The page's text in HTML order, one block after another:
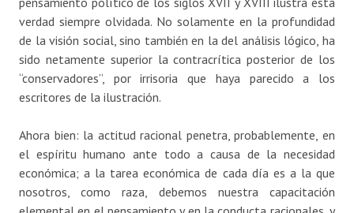
verdad siempre olvidada. No solamente en la profundidad
de la visión social, sino también en la del análisis lógico, ha
sido netamente superior la contracrítica posterior de los
“conservadores”, por irrisoria que haya parecido a los
escritores de la ilustración.
Ahora bien: la actitud racional penetra, probablemente, en
el espíritu humano ante todo a causa de la necesidad
económica; a la tarea económica de cada día es a la que
nosotros, como raza, debemos nuestra capacitación